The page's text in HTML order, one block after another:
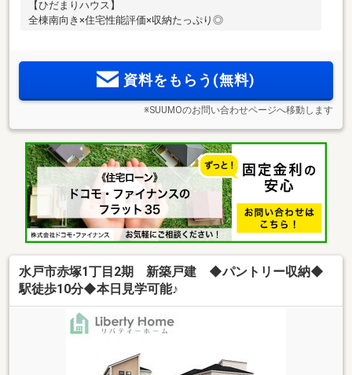
【ひだまりハウス】
全棟南向き×住宅性能評価×収納たっぷり◎
資料をもらう(無料)
※SUUMOのお問い合わせページへ移動します
水戸市赤塚1丁目2期 新築戸建 ◆パントリー収納◆
駅徒歩10分◆本日見学可能♪